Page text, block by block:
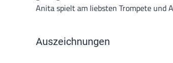
Anita spielt am liebsten Trompete und
Auszeichnungen